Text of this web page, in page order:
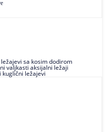
sa kosim dodirom
valjkasti aksijalni ležaji
kuglični ležajevi